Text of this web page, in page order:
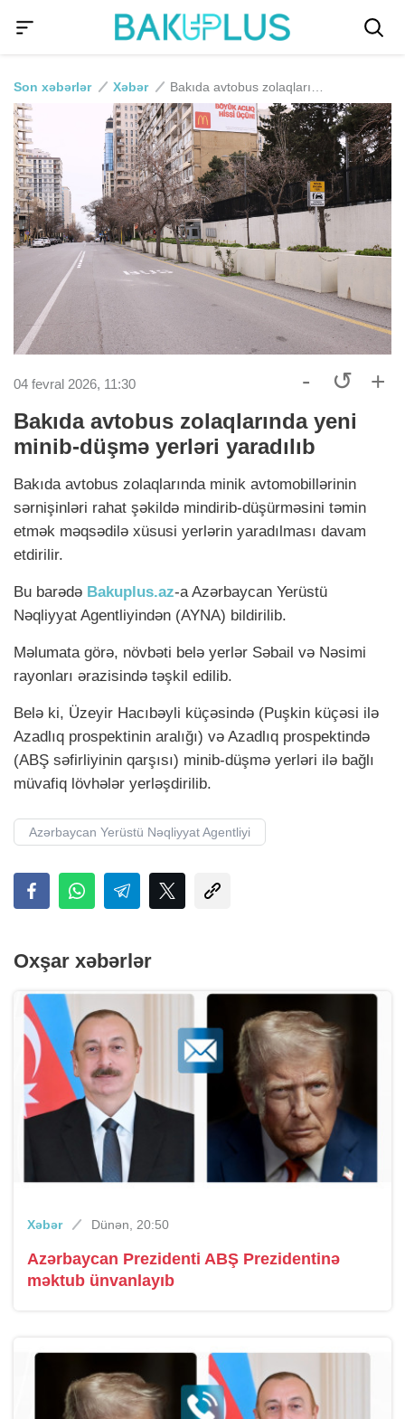
Son xəbərlər Xəbər
04 fevral 2026, 11:30 - ↺ +
Bakıda avtobus zolaqlarında yeni
minib-düşmə yerləri yaradılıb
Bakıda avtobus zolaqlarında minik avtomobillərinin
sərnişinləri rahat şəkildə mindirib-düşürməsini təmin
etmək məqsədilə xüsusi yerlərin yaradılması davam
etdirilir.
Bu barədə Bakuplus.az-a Azərbaycan Yerüstü
Nəqliyyat Agentliyindən (AYNA) bildirilib.
Məlumata görə, növbəti belə yerlər Səbail və Nəsimi
rayonları ərazisində təşkil edilib.
Belə ki, Üzeyir Hacıbəyli küçəsində (Puşkin küçəsi ilə
Azadlıq prospektinin aralığı) və Azadlıq prospektində
(ABŞ səfirliyinin qarşısı) minib-düşmə yerləri ilə bağlı
müvafiq lövhələr yerləşdirilib.
Azərbaycan Yerüstü Nəqliyyat Agentliyi
Oxşar xəbərlər
Xəbər Dünən, 20:50
Azərbaycan Prezidenti ABŞ Prezidentinə
məktub ünvanlayıb